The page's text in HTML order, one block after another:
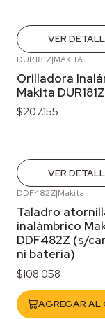
VER
DUR181Z|MAKITA
Orilladora
Makita DUR181Z
$207.155
VER
DDF482Z|Makita
Taladro
inalámbrico
DDF482Z (s/
ni batería)
$108.058
AGREGAR AL